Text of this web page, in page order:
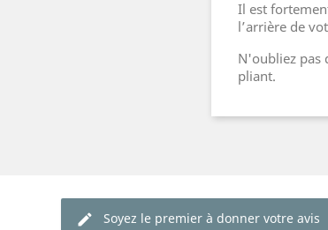
Il est
l’arrière de
N'oubliez pas
pliant.
Soyez le premier à donner votre avis